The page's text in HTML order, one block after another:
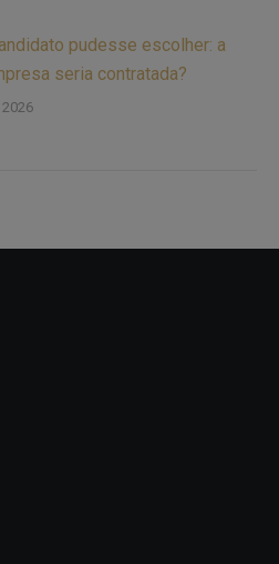
pudesse escolher: a
seria contratada?